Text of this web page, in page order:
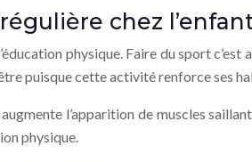
chez
physique. Faire du sport
puisque cette activité renforce ses
l’apparition de muscles
physique.